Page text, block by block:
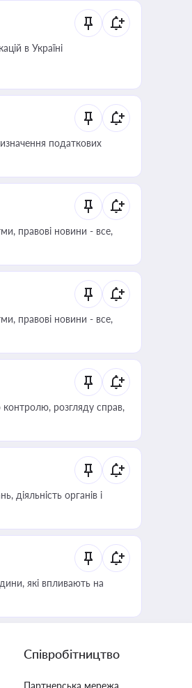
в Україні
податкових
правові новини - все,
правові новини - все,
розгляду справ,
діяльність органів і
які впливають на
Співробітництво
Партнерська мережа